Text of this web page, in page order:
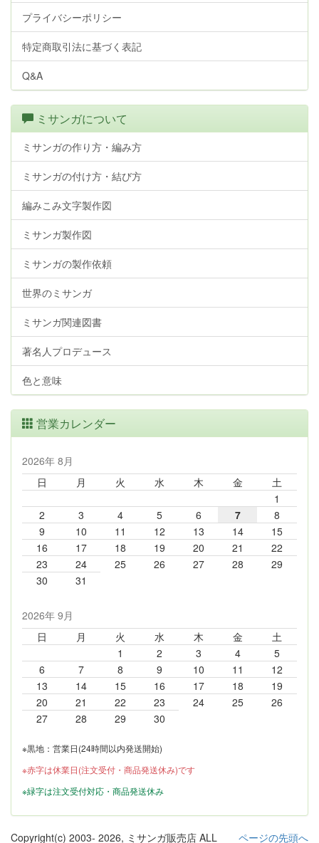
プライバシーポリシー
特定商取引法に基づく表記
Q&A
ミサンガについて
ミサンガの作り方・編み方
ミサンガの付け方・結び方
編みこみ文字製作図
ミサンガ製作図
ミサンガの製作依頼
世界のミサンガ
ミサンガ関連図書
著名人プロデュース
色と意味
営業カレンダー
2026年 8月
日
月 火 水 木 金
土
1
2
3 4 5 6 7
8
9
10 11 12 13 14
15
16
17 18 19 20 21
22
23
24 25 26 27 28
29
30
31
2026年 9月
日
月 火 水 木 金
土
1
2 3 4
5
6
7 8 9 10 11
12
13
14 15 16 17 18
19
20
21 22 23 24 25
26
27
28 29 30
※黒地：営業日(24時間以内発送開始)
※赤字は休業日(注文受付・商品発送休み)です
※緑字は注文受付対応・商品発送休み
ページの先頭へ
Copyright(c) 2003- 2026, ミサンガ販売店 ALL